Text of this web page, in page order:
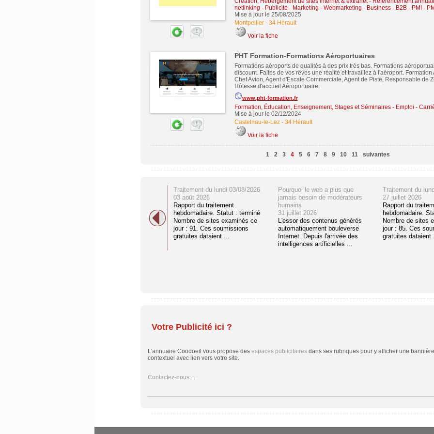
netlinking - Publicité - Marketing - Webmarketing - Business - B2B - PMI -
Mise à jour le 25/08/2025
Montpellier- 34 Hérault
Voir la fiche
PHT Formation-Formations Aéroportuaires
Formations aéroports de qualités à des prix très bas. Formations
discount. Faites de vos rêves une réalité et travaillez à l'aéroport. Formation
Chef Avion, Agent d'Escale Commerciale, Agent de Piste, Responsable de
Hôtesse d'accueil Aéroportuaire.
www.pht-formation.fr
Formation, Éducation, Enseignement, Stages et Séminaires- Emploi -
Mise à jour le 02/12/2024
Castelnau-le-Lez- 34 Hérault
Voir la fiche
1 2 3 4 5 6 7 8 9 10 11 suivantes
Traitement du lundi 03/08/2026
03 août 2026
Rapport du traitement
hebdomadaire. Statut : terminé
Nombre de sites examinés ce
jour : 91. Ces soumissions
gratuites dataient ...
Pourquoi le web a plus que
jamais besoin de modérateurs
humains
31 juillet 2026
L'essor des contenus générés
automatiquement bouleverse
Internet. Depuis l'arrivée des
intelligences artificielles ...
Traitement du
27 juillet 2026
Rapport du
hebdomadaire.
Nombre de sites
jour : 85. Ces
gratuites dataient
Votre Publicité ici ?
L'annuaire Coodoeil vous propose des espaces publicitairesdans ses rubriques pour y afficher une
contextuel avec lien vers votre site.
Contactez-nous....